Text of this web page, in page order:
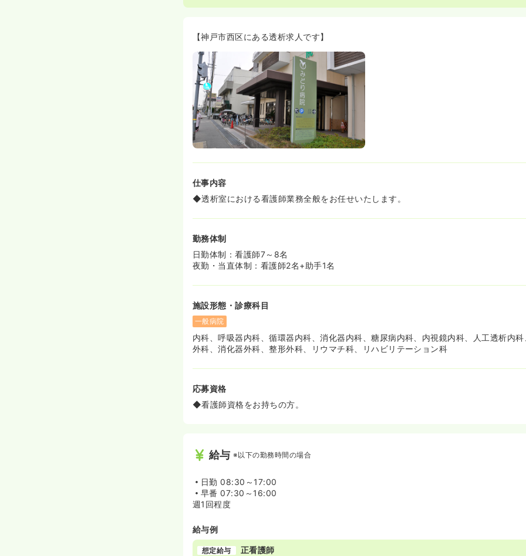
ただきます。
す。
【研修について】
◆研修はラダー別、全体研修（院内感染等）、個人の研修（自由参加）、外部研修が
ついての個別の研修も行っています。
◆外部研修を受けられたい方は、研修のレポートを提出していただくと交通費や参加
して下さいます。
【神戸市西区にある透析求人です】
仕事内容
◆透析室における看護師業務全般をお任せいたします。
勤務体制
日勤体制：看護師7～8名
夜勤・当直体制：看護師2名+助手1名
施設形態・診療科目
一般病院
内科、呼吸器内科、循環器内科、消化器内科、糖尿病内科、内視鏡内科、人工透析内科
外科、消化器外科、整形外科、リウマチ科、リハビリテーション科
応募資格
◆看護師資格をお持ちの方。
給与 ※以下の勤務時間の場合
日勤 08:30～17:00
早番 07:30～16:00
週1回程度
給与例
想定給与 正看護師